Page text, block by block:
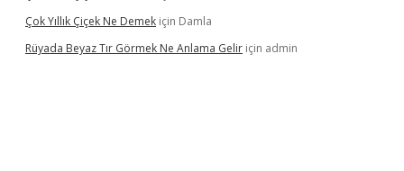
Çok Yıllık Çiçek Ne Demek için Damla
Rüyada Beyaz Tır Görmek Ne Anlama Gelir için admin